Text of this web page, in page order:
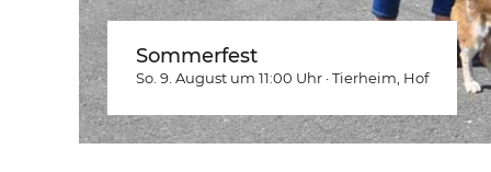
Sommerfest
So. 9. August um 11:00 Uhr ·Tierheim , Hof